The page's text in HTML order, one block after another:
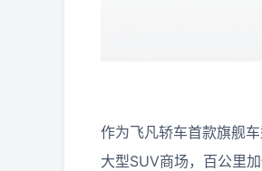
作为飞凡轿车首款旗舰
大型SUV商场，百公里